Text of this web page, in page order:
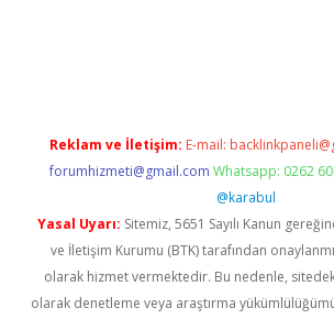
Reklam ve İletişim: E-mail:
forumhizmeti@gmail.com Whatsapp: 0262
@karabul
Yasal Uyarı: Sitemiz, 5651 Sayılı Kanun
ve İletişim Kurumu (BTK) tarafından
olarak hizmet vermektedir. Bu nedenle,
olarak denetleme veya araştırma